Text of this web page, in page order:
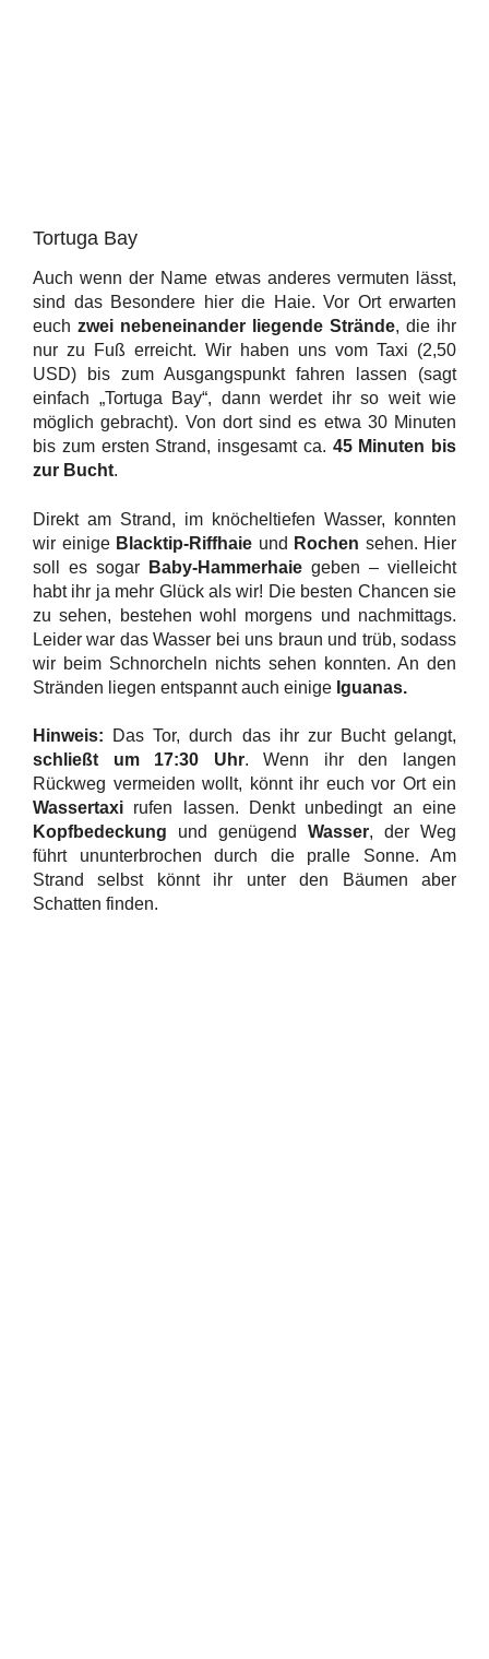
Tortuga Bay
Auch wenn der Name etwas anderes vermuten lässt,
sind das Besondere hier die Haie. Vor Ort erwarten
euch zwei nebeneinander liegende Strände, die ihr
nur zu Fuß erreicht. Wir haben uns vom Taxi (2,50
USD) bis zum Ausgangspunkt fahren lassen (sagt
einfach „Tortuga Bay“, dann werdet ihr so weit wie
möglich gebracht). Von dort sind es etwa 30 Minuten
bis zum ersten Strand, insgesamt ca. 45 Minuten bis
zur Bucht.
Direkt am Strand, im knöcheltiefen Wasser, konnten
wir einige Blacktip-Riffhaie und Rochen sehen. Hier
soll es sogar
Baby-Hammerhaie geben – vielleicht
habt ihr ja mehr Glück als wir! Die besten Chancen sie
zu sehen, bestehen wohl morgens und nachmittags.
Leider war das Wasser bei uns braun und trüb, sodass
wir beim Schnorcheln nichts sehen konnten. An den
Stränden liegen entspannt auch einige Iguanas.
Hinweis: Das Tor, durch das ihr zur Bucht gelangt,
schließt um 17:30 Uhr. Wenn ihr den langen
Rückweg vermeiden wollt, könnt ihr euch vor Ort ein
Wassertaxi rufen lassen. Denkt unbedingt an eine
Kopfbedeckung und genügend Wasser, der Weg
führt ununterbrochen durch die pralle Sonne. Am
Strand selbst könnt ihr unter den Bäumen aber
Schatten finden.